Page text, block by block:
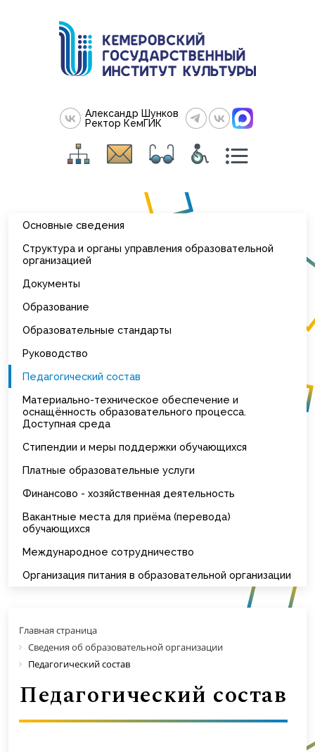
Александр Шунков
Ректор КемГИК
Основные сведения
Структура и органы управления образовательной
организацией
Документы
Образование
Образовательные стандарты
Руководство
Педагогический состав
Материально-техническое обеспечение и
оснащённость образовательного процесса.
Доступная среда
Стипендии и меры поддержки обучающихся
Платные образовательные услуги
Финансово - хозяйственная деятельность
Вакантные места для приёма (перевода)
обучающихся
Международное сотрудничество
Организация питания в образовательной организации
Главная страница
Сведения об образовательной организации
Педагогический состав
Педагогический состав